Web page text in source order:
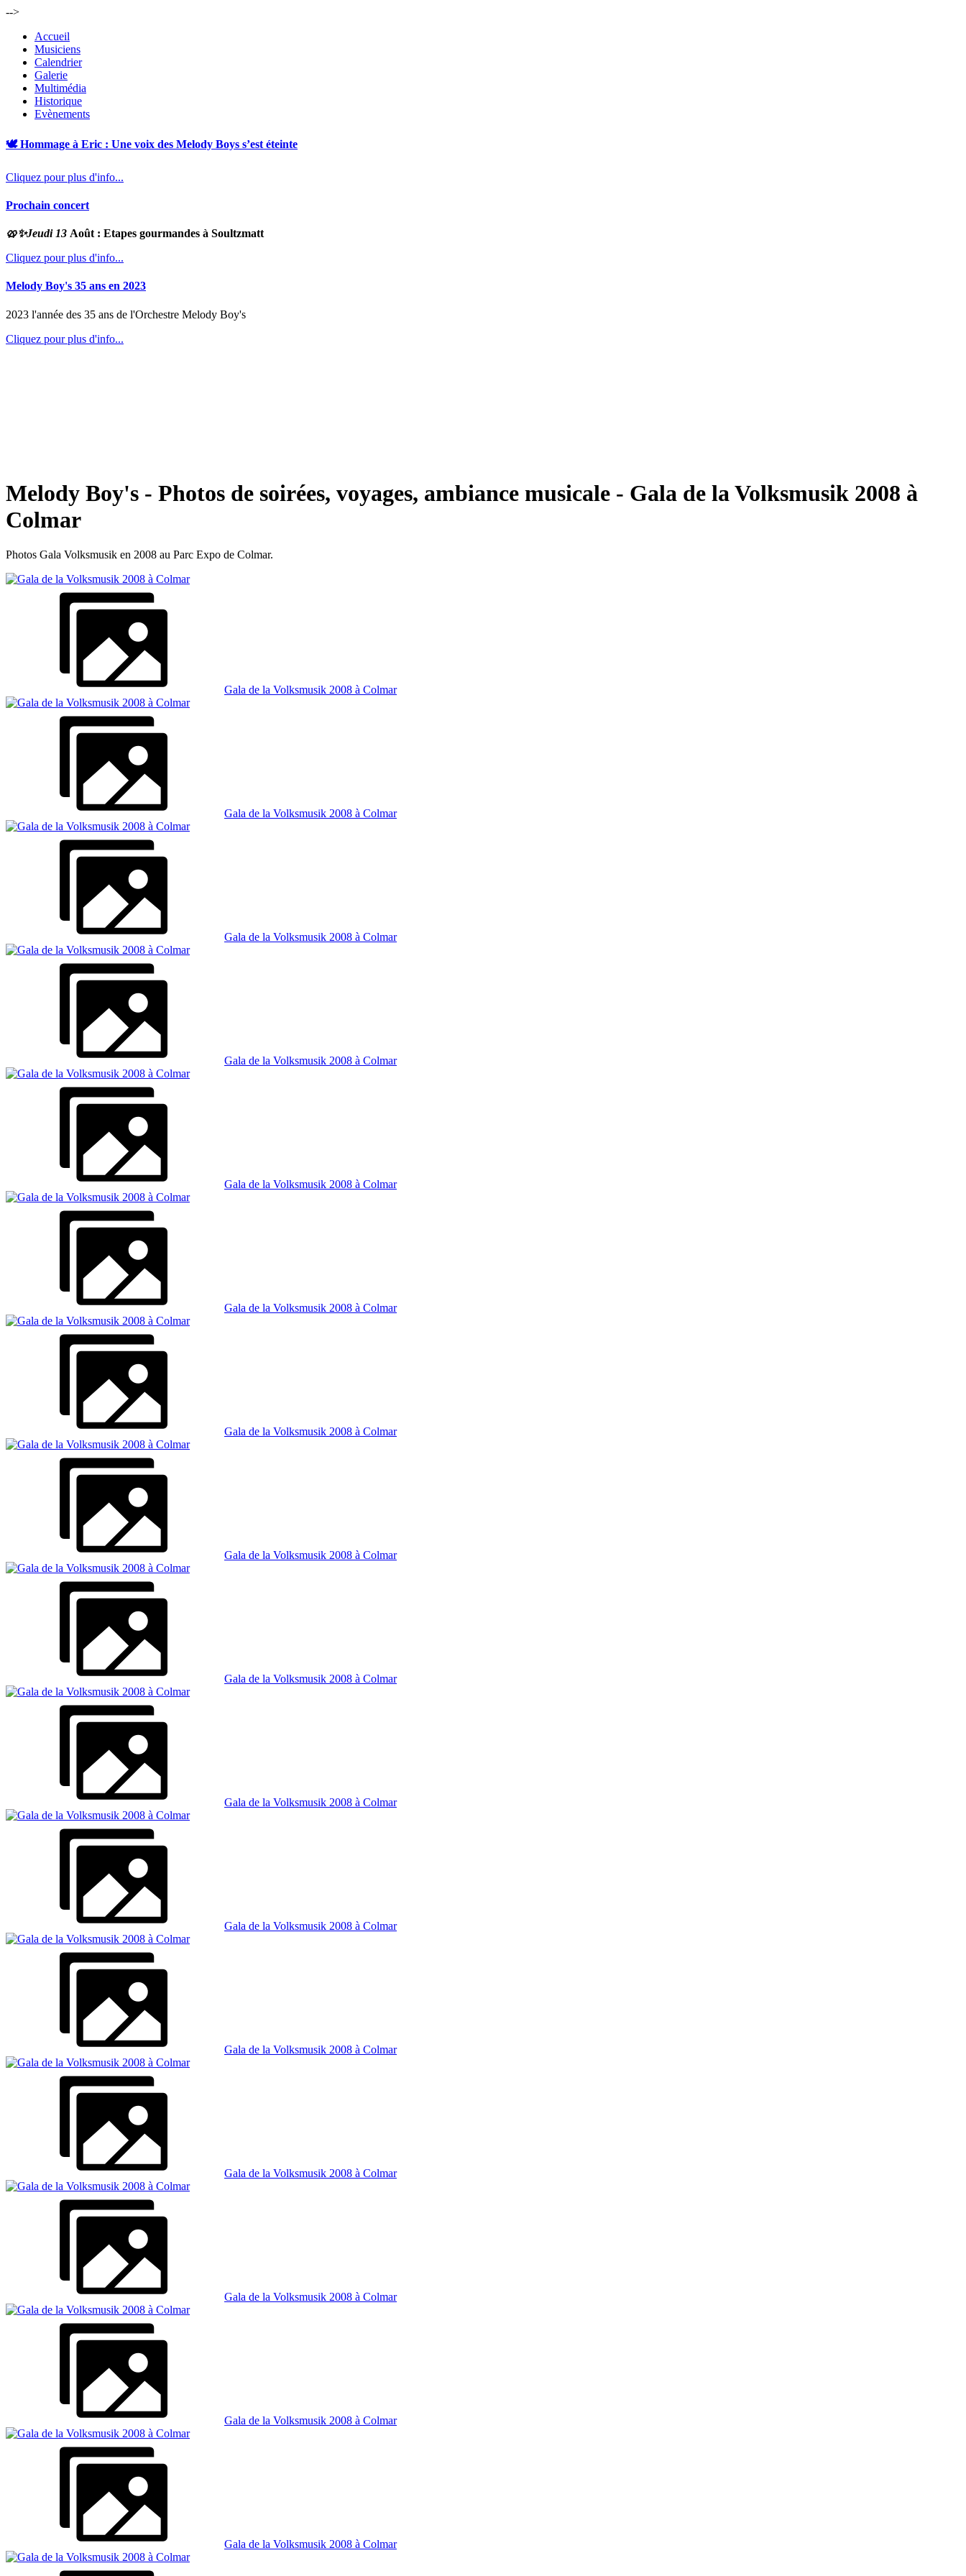
-->
Accueil
Musiciens
Calendrier
Galerie
Multimédia
Historique
Evènements
🕊️ Hommage à Eric : Une voix des Melody Boys s’est éteinte
Cliquez pour plus d'info...
Prochain concert
🥨✨Jeudi 13 Août : Etapes gourmandes à Soultzmatt
Cliquez pour plus d'info...
Melody Boy's 35 ans en 2023
2023 l'année des 35 ans de l'Orchestre Melody Boy's
Cliquez pour plus d'info...
Melody Boy's - Photos de soirées, voyages, ambiance musicale - Gala de la Volksmusik 2008 à
Colmar
Photos Gala Volksmusik en 2008 au Parc Expo de Colmar.
Gala de la Volksmusik 2008 à Colmar
Gala de la Volksmusik 2008 à Colmar
Gala de la Volksmusik 2008 à Colmar
Gala de la Volksmusik 2008 à Colmar
Gala de la Volksmusik 2008 à Colmar
Gala de la Volksmusik 2008 à Colmar
Gala de la Volksmusik 2008 à Colmar
Gala de la Volksmusik 2008 à Colmar
Gala de la Volksmusik 2008 à Colmar
Gala de la Volksmusik 2008 à Colmar
Gala de la Volksmusik 2008 à Colmar
Gala de la Volksmusik 2008 à Colmar
Gala de la Volksmusik 2008 à Colmar
Gala de la Volksmusik 2008 à Colmar
Gala de la Volksmusik 2008 à Colmar
Gala de la Volksmusik 2008 à Colmar